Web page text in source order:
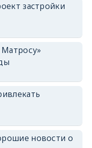
застройки
новости о